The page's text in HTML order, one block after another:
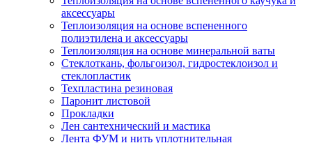
аксессуары
Теплоизоляция на основе вспененного
полиэтилена и аксессуары
Теплоизоляция на основе минеральной ваты
Стеклоткань, фольгоизол, гидростеклоизол и
стеклопластик
Техпластина резиновая
Паронит листовой
Прокладки
Лен сантехнический и мастика
Лента ФУМ и нить уплотнительная